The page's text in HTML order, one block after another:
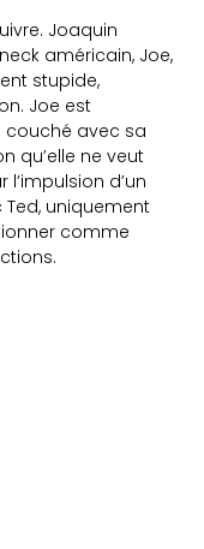
Joaquin
américain, Joe,
stupide,
Joe est
couché avec sa
qu’elle ne veut
l’impulsion d’un
uniquement
comme